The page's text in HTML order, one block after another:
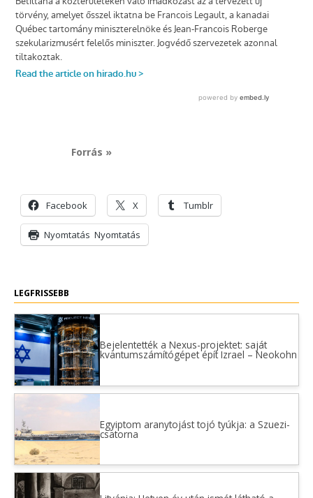
Forrás »
Facebook X Tumblr
Nyomtatás Nyomtatás
LEGFRISSEBB
Bejelentették a Nexus-projektet: saját
kvantumszámítógépet épít Izrael – Neokohn
Egyiptom aranytojást tojó tyúkja: a Szuezi-
csatorna